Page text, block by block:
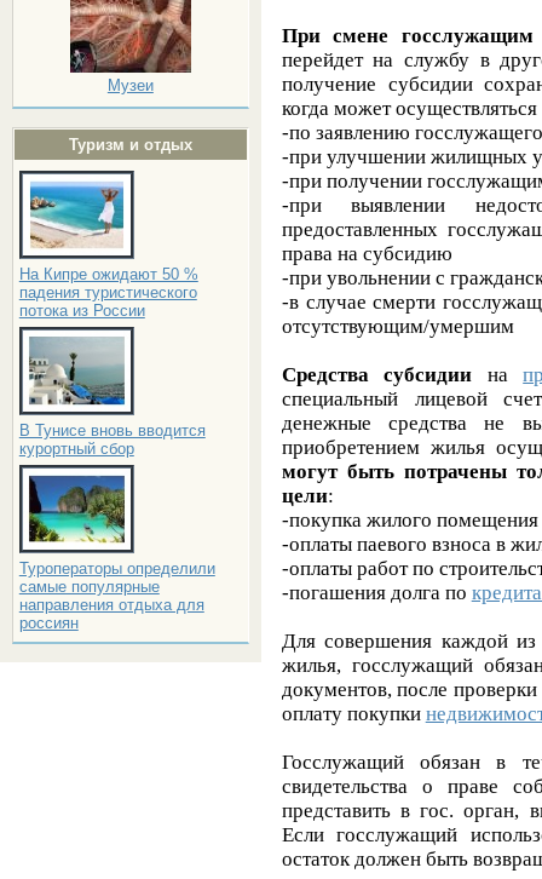
Музеи
Туризм и отдых
На Кипре ожидают 50 %
падения туристического
потока из России
В Тунисе вновь вводится
курортный сбор
Туроператоры определили
самые популярные
направления отдыха для
россиян
При смене
перейдет на службу в
получение субсидии
когда может осуществляться
-по заявлению госслужащего
-при улучшении жилищных
-при получении
-при выявлении
предоставленных
права на субсидию
-при увольнении с
-в случае смерти
отсутствующим/умершим
Средства субсидии на
специальный лицевой
денежные средства не
приобретением жилья
могут быть потрачены
цели:
-покупка жилого помещения
-оплаты паевого взноса в
-оплаты работ по
-погашения долга по
Для совершения каждой
жилья, госслужащий
документов, после
оплату покупки
Госслужащий обязан в
свидетельства о праве
представить в гос.
Если госслужащий
остаток должен быть